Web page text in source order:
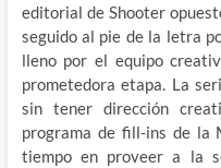
editorial de Shooter
seguido al pie de la letra
lleno por el equipo
prometedora etapa. La
sin tener dirección
programa de fill-ins de la
tiempo en proveer a la